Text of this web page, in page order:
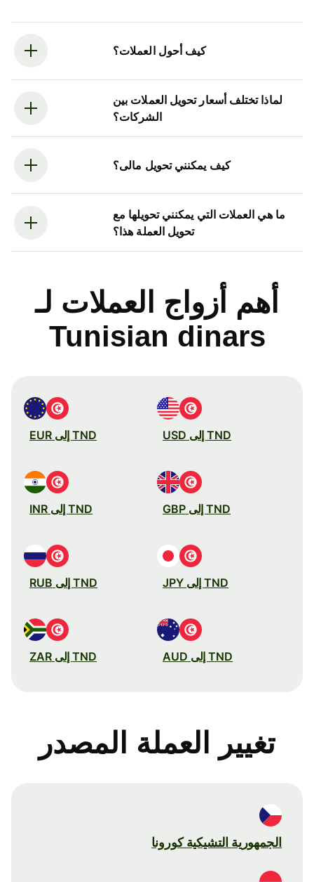
كيف أحول العملات؟
لماذا تختلف أسعار تحويل العملات بين
الشركات؟
كيف يمكنني تحويل مالى؟
ما هي العملات التي يمكنني تحويلها مع
تحويل العملة هذا؟
أهم أزواج العملات لـ
Tunisian dinars
TND إلى USD TND إلى EUR
TND إلى GBP TND إلى INR
TND إلى JPY TND إلى RUB
TND إلى AUD TND إلى ZAR
تغيير العملة المصدر
الجمهورية التشيكية كورونا